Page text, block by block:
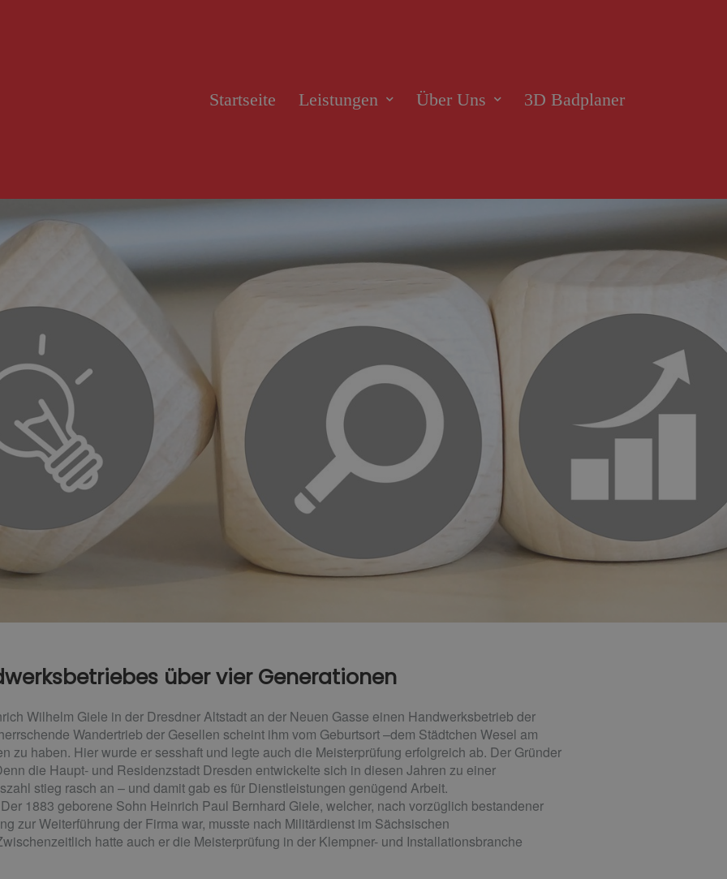
Startseite Leistungen Über Uns 3D Badplaner
über vier Generationen
Wilhelm Giele in der Dresdner Altstadt an der Neuen Gasse einen Handwerksbetrieb der
Wandertrieb der Gesellen scheint ihm vom Geburtsort –dem Städtchen Wesel am
zu haben. Hier wurde er sesshaft und legte auch die Meisterprüfung erfolgreich ab. Der Gründer
die Haupt- und Residenzstadt Dresden entwickelte sich in diesen Jahren zu einer
stieg rasch an – und damit gab es für Dienstleistungen genügend Arbeit.
1883 geborene Sohn Heinrich Paul Bernhard Giele, welcher, nach vorzüglich bestandener
zur Weiterführung der Firma war, musste nach Militärdienst im Sächsischen
hatte auch er die Meisterprüfung in der Klempner- und Installationsbranche